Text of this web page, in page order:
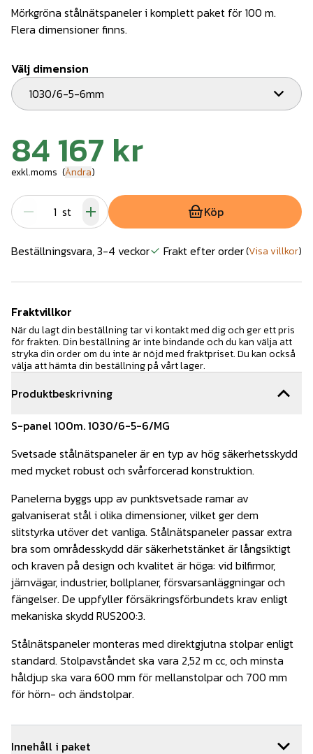
Produktbeskrivning
S-panel 100m. 1030/6-5-6/MG
Svetsade stålnätspaneler är en typ av hög säkerhetsskydd
med mycket robust och svårforcerad konstruktion.
Panelerna byggs upp av punktsvetsade ramar av
galvaniserat stål i olika dimensioner, vilket ger dem
slitstyrka utöver det vanliga. Stålnätspaneler passar extra
bra som områdesskydd där säkerhetstänket är långsiktigt
och kraven på design och kvalitet är höga: vid bilfirmor,
järnvägar, industrier, bollplaner, försvarsanläggningar och
fängelser. De uppfyller försäkringsförbundets krav enligt
mekaniska skydd RUS200:3.
Stålnätspaneler monteras med direktgjutna stolpar enligt
standard. Stolpavståndet ska vara 2,52 m cc, och minsta
håldjup ska vara 600 mm för mellanstolpar och 700 mm
för hörn- och ändstolpar.
Innehåll i paket
Mörkgröna stålnätspaneler i komplett paket för 100 m.
Flera dimensioner finns.
Välj dimension
1030/6-5-6mm
84 167 kr
exkl.moms (Ändra)
st Köp
Beställningsvara, 3-4 veckor Frakt efter order(Visa villkor)
Fraktvillkor
När du lagt din beställning tar vi kontakt med dig och ger ett pris
för frakten. Din beställning är inte bindande och du kan välja att
stryka din order om du inte är nöjd med fraktpriset. Du kan också
välja att hämta din beställning på vårt lager.